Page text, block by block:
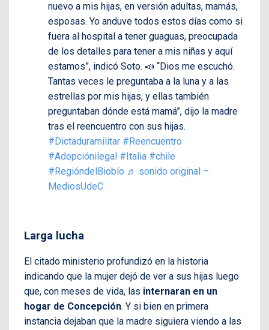
nuevo a mis hijas, en versión adultas, mamás,
esposas. Yo anduve todos estos días como si
fuera al hospital a tener guaguas, preocupada
de los detalles para tener a mis niñas y aquí
estamos”, indicó Soto. 📣 “Dios me escuchó.
Tantas veces le preguntaba a la luna y a las
estrellas por mis hijas, y ellas también
preguntaban dónde está mamá”, dijo la madre
tras el reencuentro con sus hijas.
#Dictaduramilitar #Reencuentro
#Adopciónilegal #Italia #chile
#RegióndelBiobío ♬ sonido original –
MediosUdeC
Larga lucha
El citado ministerio profundizó en la historia
indicando que la mujer dejó de ver a sus hijas luego
que, con meses de vida, las internaran en un
hogar de Concepción. Y si bien en primera
instancia dejaban que la madre siguiera viendo a las